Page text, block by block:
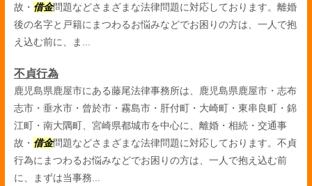
故・ 借金問題などさまざまな法律問題に対応しております。離婚
後の名字と戸籍にまつわるお悩みなどでお困りの方は、一人で抱
え込む前に、ま...
不貞行為
鹿児島県鹿屋市にある藤尾法律事務所は、鹿児島県鹿屋市・志布
志市・垂水市・曾於市・霧島市・肝付町・大崎町・東串良町・錦
江町・南大隅町、宮崎県都城市を中心に、離婚・相続・交通事
故・ 借金問題などさまざまな法律問題に対応しております。不貞
行為にまつわるお悩みなどでお困りの方は、一人で抱え込む前
に、まずは当事務...